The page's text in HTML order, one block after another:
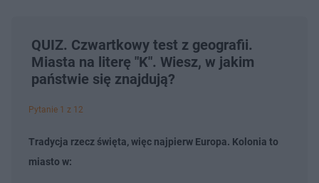
QUIZ. Czwartkowy test z geografii.
Miasta na literę "K". Wiesz, w jakim
państwie się znajdują?
Pytanie 1 z 12
Tradycja rzecz święta, więc najpierw Europa. Kolonia to
miasto w: